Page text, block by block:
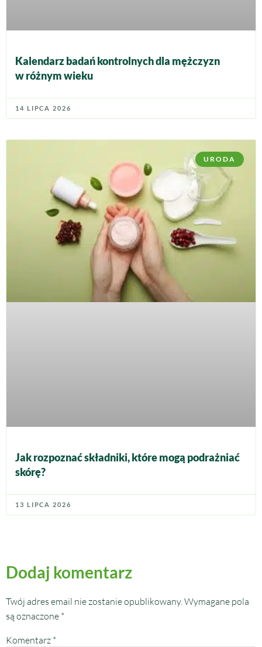
Kalendarz badań kontrolnych dla mężczyzn
w różnym wieku
14 LIPCA 2026
URODA
Jak rozpoznać składniki, które mogą podrażniać
skórę?
13 LIPCA 2026
Dodaj komentarz
Twój adres email nie zostanie opublikowany. Wymagane pola
są oznaczone *
Komentarz *